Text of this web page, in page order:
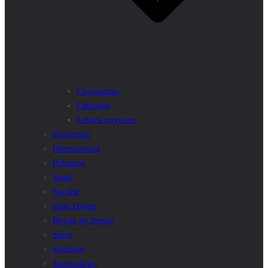
Chroniques
Critiques
Lettres ouvertes
Economie
International
Politique
Santé
Société
Faits Divers
Revue de Presse
Sport
Stratégie
Technology